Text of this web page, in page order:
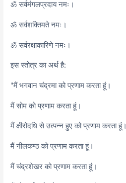
ॐ सर्वमंगलप्रदाय नमः।
ॐ सर्वशक्तिमते नमः।
ॐ सर्वरक्षाकारिणे नमः।
इस स्तोत्र का अर्थ है:
"मैं भगवान चंद्रमा को प्रणाम करता हूं।
मैं सोम को प्रणाम करता हूं।
मैं क्षीरोदधि से उत्पन्न हुए को प्रणाम करता हूं।
मैं नीलकण्ठ को प्रणाम करता हूं।
मैं चंद्रशेखर को प्रणाम करता हूं।